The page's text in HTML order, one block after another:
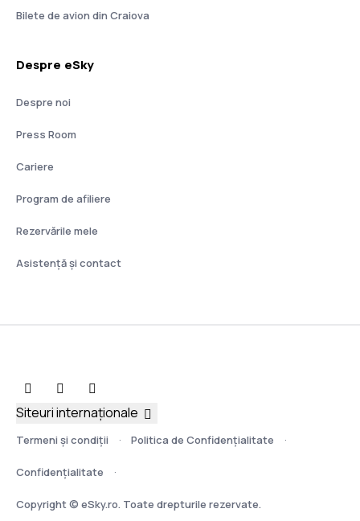
Bilete de avion din Craiova
Despre eSky
Despre noi
Press Room
Cariere
Program de afiliere
Rezervările mele
Asistenţă şi contact
Termeni şi condiţii Politica de Confidențialitate
Confidențialitate
Copyright © eSky.ro. Toate drepturile rezervate.
Siteuri internaționale